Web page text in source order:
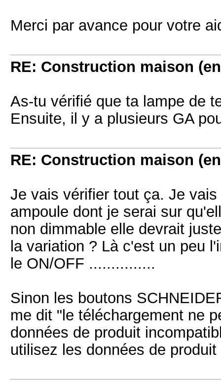
Merci par avance pour votre
RE: Construction maison
As-tu vérifié que ta lampe de
Ensuite, il y a plusieurs GA
RE: Construction maison
Je vais vérifier tout ça. Je
ampoule dont je serai sur
non dimmable elle devrait
la variation ? Là c'est un peu
le ON/OFF ...............
Sinon les boutons
me dit "le téléchargement ne
données de produit
utilisez les données de